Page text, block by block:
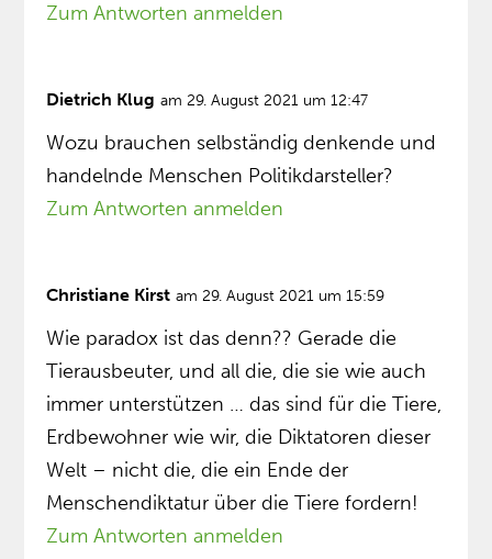
Zum Antworten anmelden
Dietrich Klug am 29. August 2021 um 12:47
Wozu brauchen selbständig denkende und
handelnde Menschen Politikdarsteller?
Zum Antworten anmelden
Christiane Kirst am 29. August 2021 um 15:59
Wie paradox ist das denn?? Gerade die
Tierausbeuter, und all die, die sie wie auch
immer unterstützen … das sind für die Tiere,
Erdbewohner wie wir, die Diktatoren dieser
Welt – nicht die, die ein Ende der
Menschendiktatur über die Tiere fordern!
Zum Antworten anmelden